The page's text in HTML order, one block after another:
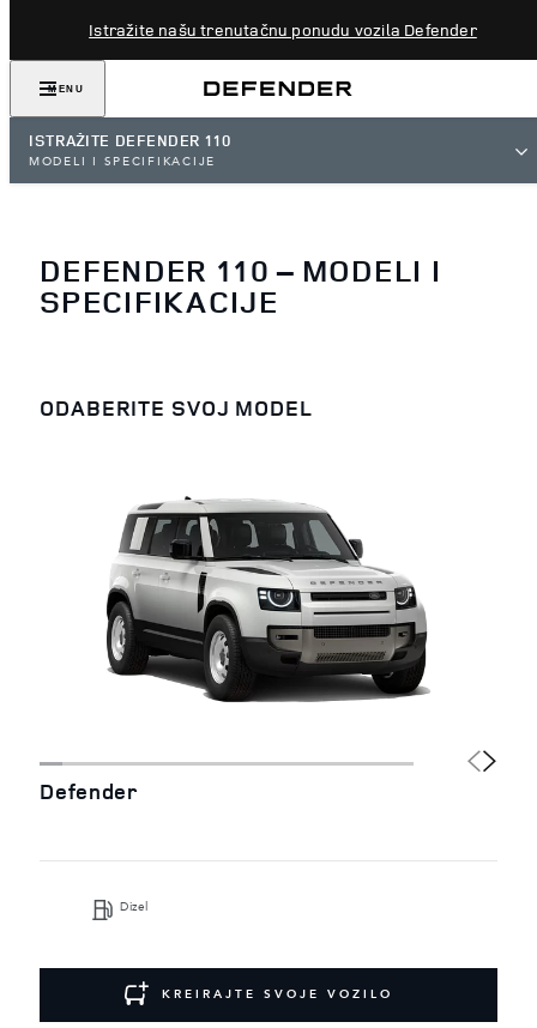
Istražite našu trenutačnu ponudu vozila Defender
MENU
ISTRAŽITE DEFENDER 110
MODELI I SPECIFIKACIJE
DEFENDER 110 – MODELI I
SPECIFIKACIJE
ODABERITE SVOJ MODEL
Defender
Dizel
KREIRAJTE SVOJE VOZILO